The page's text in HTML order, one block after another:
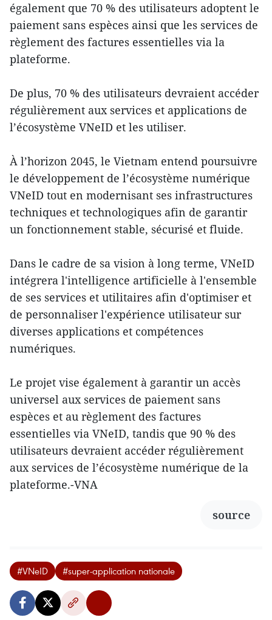
également que 70 % des utilisateurs adoptent le
paiement sans espèces ainsi que les services de
règlement des factures essentielles via la
plateforme.
De plus, 70 % des utilisateurs devraient accéder
régulièrement aux services et applications de
l’écosystème VNeID et les utiliser.
À l’horizon 2045, le Vietnam entend poursuivre
le développement de l’écosystème numérique
VNeID tout en modernisant ses infrastructures
techniques et technologiques afin de garantir
un fonctionnement stable, sécurisé et fluide.
Dans le cadre de sa vision à long terme, VNeID
intégrera l'intelligence artificielle à l'ensemble
de ses services et utilitaires afin d'optimiser et
de personnaliser l'expérience utilisateur sur
diverses applications et compétences
numériques.
Le projet vise également à garantir un accès
universel aux services de paiement sans
espèces et au règlement des factures
essentielles via VNeID, tandis que 90 % des
utilisateurs devraient accéder régulièrement
aux services de l’écosystème numérique de la
plateforme.-VNA
source
#VNeID #super-application nationale